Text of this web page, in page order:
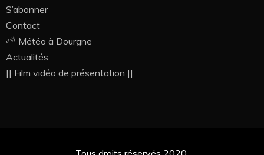
S’abonner
Contact
⛅ Météo à Dourgne
Actualités
|| Film vidéo de présentation ||